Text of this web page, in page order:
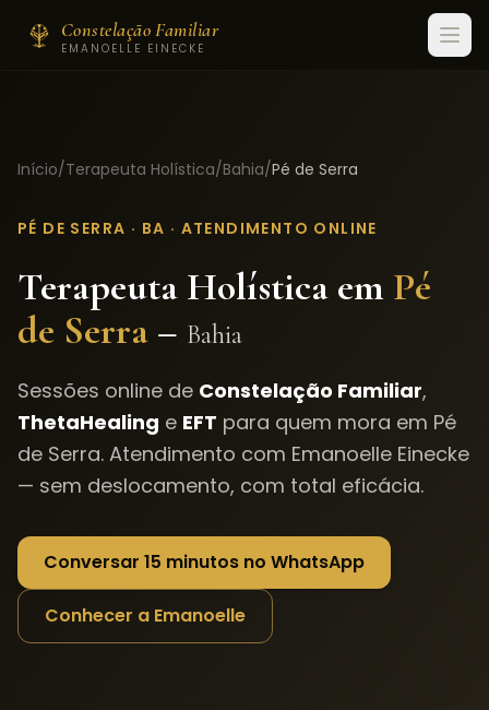
Constelação Familiar
EMANOELLE EINECKE
Início/Terapeuta Holística/Bahia/Pé de Serra
PÉ DE SERRA · BA · ATENDIMENTO ONLINE
Terapeuta Holística em Pé
de Serra – Bahia
Sessões online de Constelação Familiar,
ThetaHealing e EFT para quem mora em Pé
de Serra. Atendimento com Emanoelle Einecke
— sem deslocamento, com total eficácia.
Conversar 15 minutos no WhatsApp
Conhecer a Emanoelle